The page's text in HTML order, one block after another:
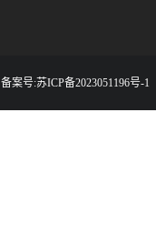
备案号:苏ICP备2023051196号-1